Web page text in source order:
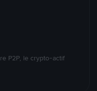
P2P, le crypto-actif